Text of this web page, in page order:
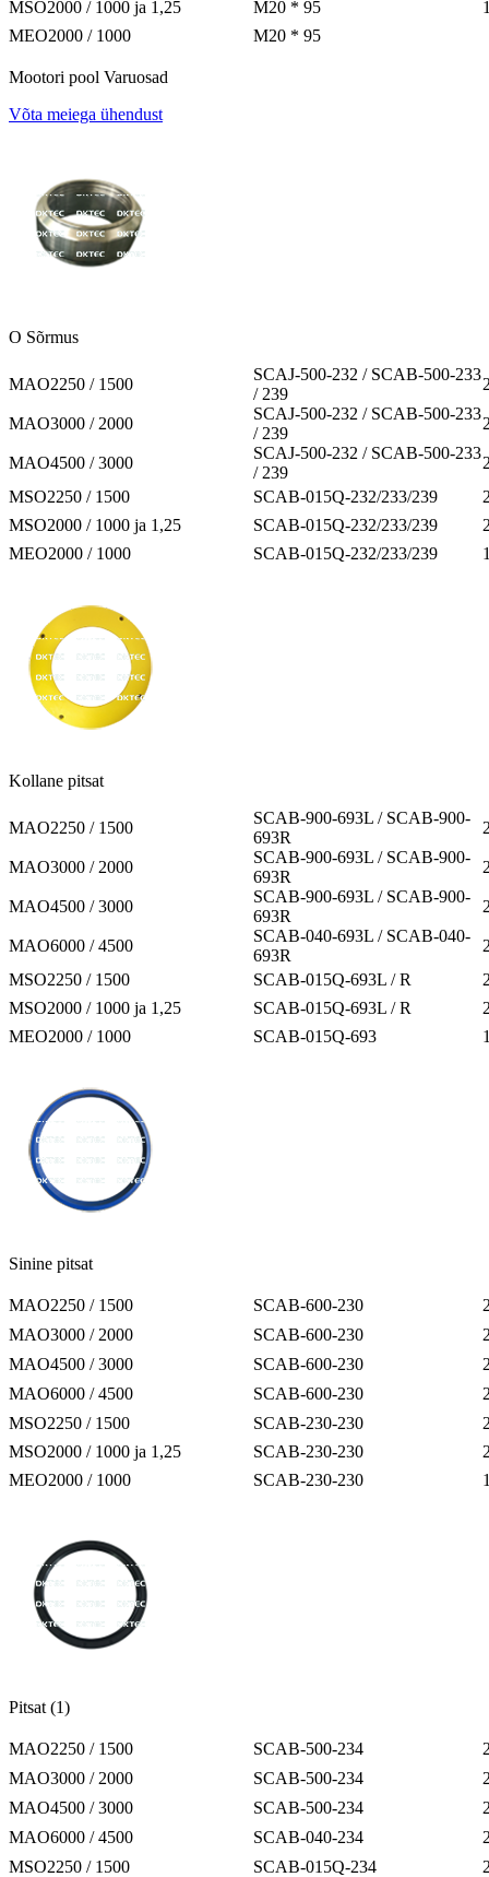
MSO2000 / 1000 ja 1,25 M20 * 95
MEO2000 / 1000
M20 * 95
Mootori pool Varuosad
Võta meiega ühendust
O Sõrmus
MAO2250 / 1500
SCAJ-500-232 / SCAB-500-233
/ 239
MAO3000 / 2000
SCAJ-500-232 / SCAB-500-233
/ 239
MAO4500 / 3000
SCAJ-500-232 / SCAB-500-233
/ 239
MSO2250 / 1500
SCAB-015Q-232/233/239
MSO2000 / 1000 ja 1,25
SCAB-015Q-232/233/239
MEO2000 / 1000
SCAB-015Q-232/233/239
Kollane pitsat
MAO2250 / 1500
SCAB-900-693L / SCAB-900-
693R
MAO3000 / 2000
SCAB-900-693L / SCAB-900-
693R
MAO4500 / 3000
SCAB-900-693L / SCAB-900-
693R
MAO6000 / 4500
SCAB-040-693L / SCAB-040-
693R
MSO2250 / 1500
SCAB-015Q-693L / R
MSO2000 / 1000 ja 1,25
SCAB-015Q-693L / R
MEO2000 / 1000
SCAB-015Q-693
Sinine pitsat
MAO2250 / 1500 SCAB-600-230
MAO3000 / 2000
SCAB-600-230
MAO4500 / 3000
SCAB-600-230
MAO6000 / 4500
SCAB-600-230
MSO2250 / 1500
SCAB-230-230
MSO2000 / 1000 ja 1,25
SCAB-230-230
MEO2000 / 1000
SCAB-230-230
Pitsat (1)
MAO2250 / 1500 SCAB-500-234
MAO3000 / 2000
SCAB-500-234
MAO4500 / 3000
SCAB-500-234
MAO6000 / 4500
SCAB-040-234
MSO2250 / 1500
SCAB-015Q-234